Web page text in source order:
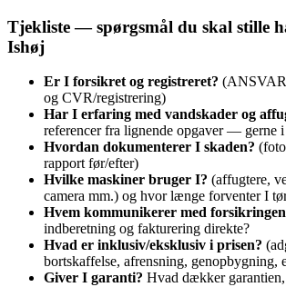
Tjekliste — spørgsmål du skal stille
Ishøj
Er I forsikret og registreret?
og CVR/registrering)
Har I erfaring med vandskader og
referencer fra lignende opgaver — gerne
Hvordan dokumenterer I skaden?
rapport før/efter)
Hvilke maskiner bruger I? (affugtere,
camera mm.) og hvor længe forventer I
Hvem kommunikerer med
indberetning og fakturering direkte?
Hvad er inklusiv/eksklusiv i prisen?
bortskaffelse, afrensning, genopbygning,
Giver I garanti? Hvad dækker